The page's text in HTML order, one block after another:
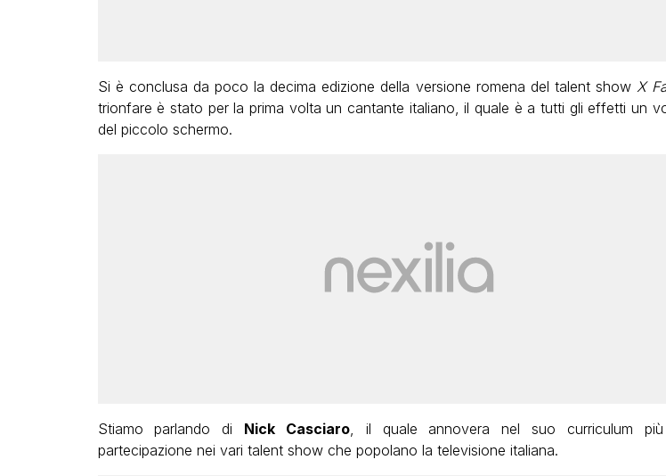
Si è conclusa da poco la decima edizione della versione romena del talent show X
trionfare è stato per la prima volta un cantante italiano, il quale è a tutti gli effetti un
del piccolo schermo.
Stiamo parlando di Nick Casciaro, il quale annovera nel suo curriculum
partecipazione nei vari talent show che popolano la televisione italiana.